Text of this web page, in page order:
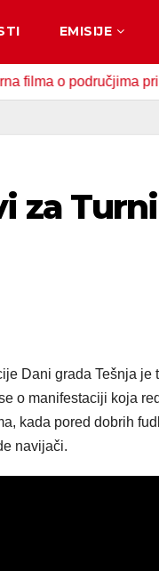
EMISIJE
područjima priride
za
Dani grada Tešnja
o manifestaciji koja
kada pored dobrih
navijači.